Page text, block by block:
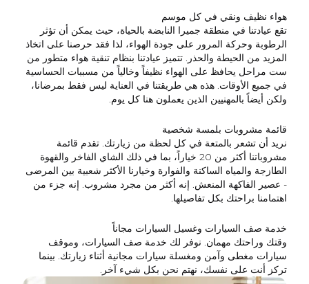
هواء نظيف ونقي في كل موسم
تقع عيادتنا في منطقة جميرا النابضة بالحياة، حيث يمكن أن تؤثر
الرطوبة وحركة المرور على جودة الهواء، لذا فقد حرصنا على اتخاذ
المزيد من الحيطة والحذر. تتميز عيادتنا بنظام تنقية هواء متطور من
ست مراحل يحافظ على الهواء نظيفاً وخالياً من مسببات الحساسية
في جميع الأوقات. هذه هي طريقتنا في العناية ليس فقط بمرضانا،
ولكن أيضاً بالمهنيين الذين يعملون هنا كل يوم.
قائمة مشروبات بلمسة شخصية
نريد أن تشعر بالمتعة في كل لحظة من زيارتك. تقدم قائمة
مشروباتنا أكثر من 20 خياراً، بما في ذلك الشاي الفاخر والقهوة
الطازجة والمياه الساكنة والفوارة وخيارنا الأكثر شعبية بين المرضى
- عصير الفاكهة المنعش. إنه أكثر من مجرد مشروب. إنه جزء من
اهتمامنا براحتك بكل تفاصيلها.
خدمة صف السيارات وغسيل السيارات مجاناً
وقتك وراحتك مهمان. نوفر لك خدمة صف السيارات، وموقف
سيارات مغطى وآمن ومغسلة سيارات مجانية أثناء زيارتك. بينما
تركز أنت على نفسك، نهتم نحن بكل شيء آخر.